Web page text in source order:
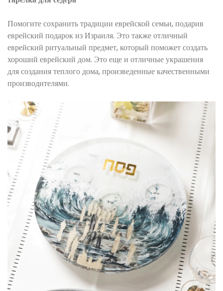
Помогите сохранить традиции еврейской семьи, подарив
еврейский подарок из Израиля. Это также отличный
еврейский ритуальный предмет, который поможет создать
хороший еврейский дом. Это еще и отличные украшения
для создания теплого дома, произведенные качественными
производителями.